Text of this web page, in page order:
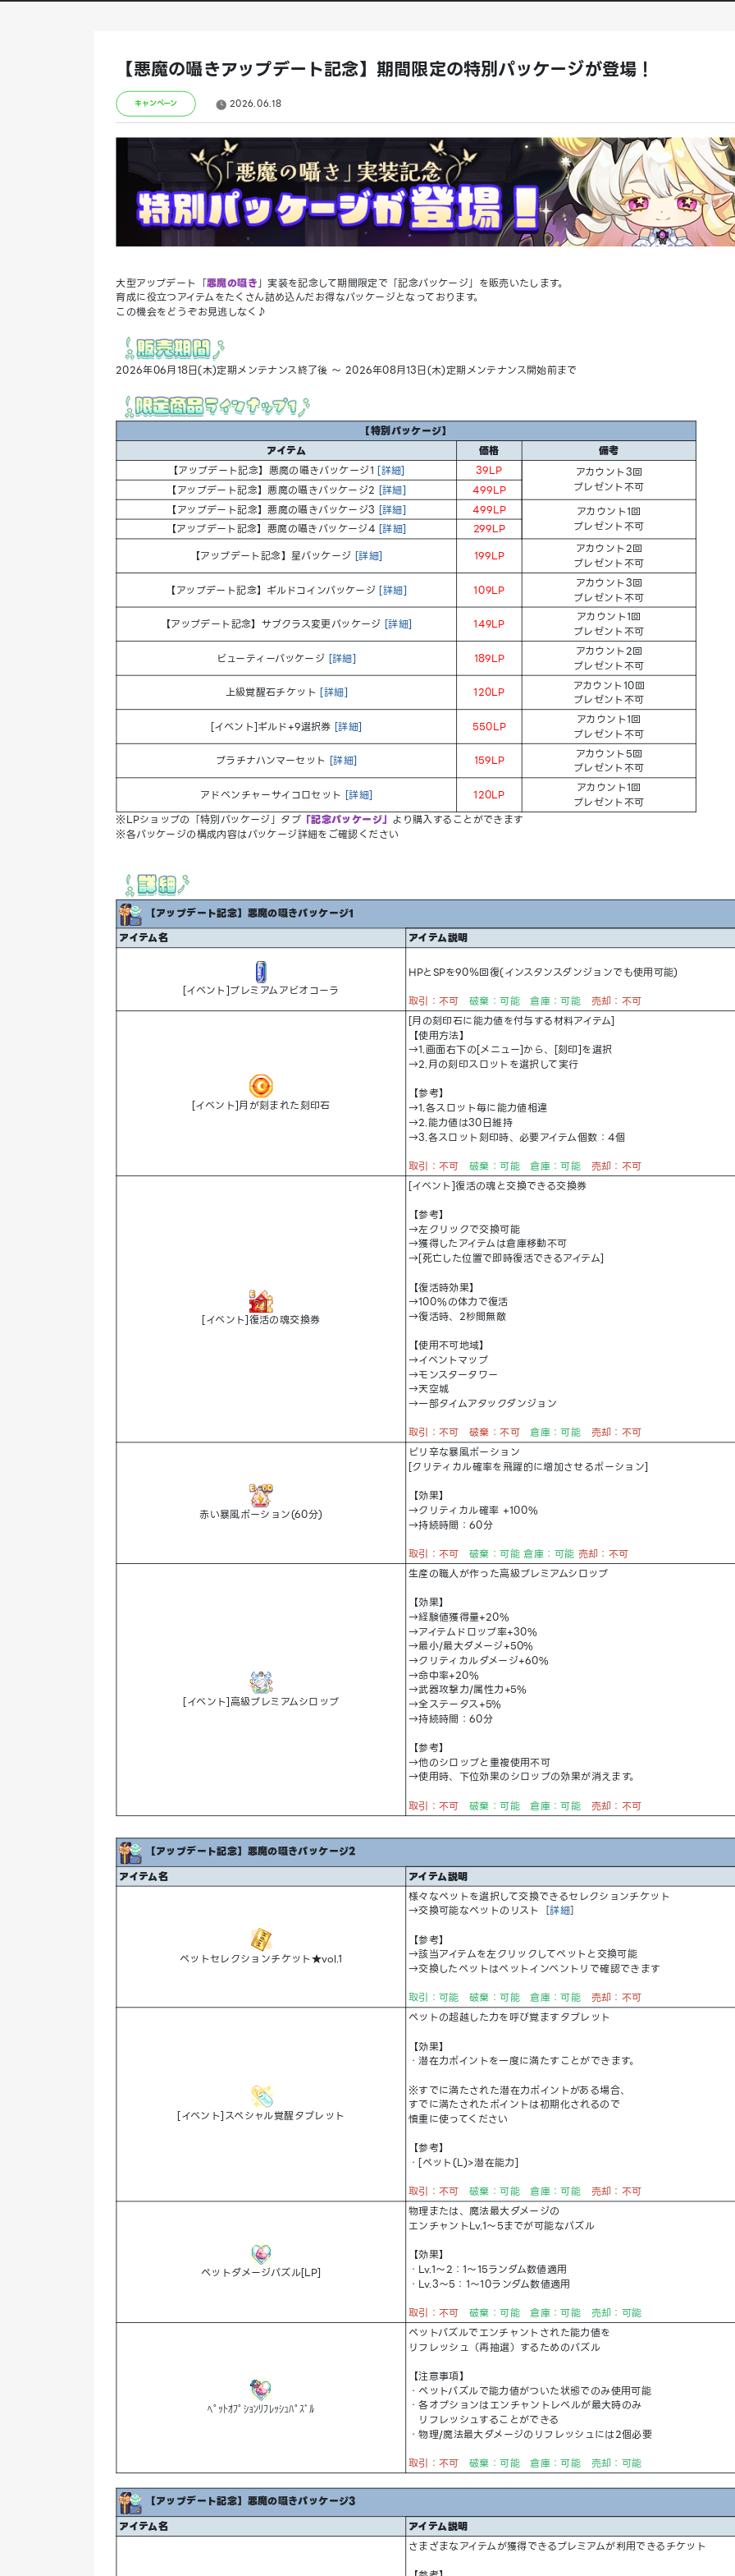
【悪魔の囁きアップデート記念】期間限定の特別パッケージが登場！
キャンペーン 2026.06.18
大型アップデート「悪魔の囁き」実装を記念して期間限定で「記念パッケージ」を販売いたします。
育成に役立つアイテムをたくさん詰め込んだお得なパッケージとなっております。
この機会をどうぞお見逃しなく♪
2026年06月18日(木)定期メンテナンス終了後 ～ 2026年08月13日(木)定期メンテナンス開始前まで
【特別パッケージ】
アイテム
価格 備考
【アップデート記念】悪魔の囁きパッケージ1[詳細] 39LP アカウント3回
プレゼント不可
【アップデート記念】悪魔の囁きパッケージ2 [詳細]
499LP
【アップデート記念】悪魔の囁きパッケージ3 [詳細] 499LP
アカウント1回
プレゼント不可
【アップデート記念】悪魔の囁きパッケージ4 [詳細]
299LP
【アップデート記念】星パッケージ [詳細] 199LP
アカウント2回
プレゼント不可
【アップデート記念】ギルドコインパッケージ[詳細] 109LP アカウント3回
プレゼント不可
【アップデート記念】サブクラス変更パッケージ[詳細] 149LP
アカウント1回
プレゼント不可
ビューティーパッケージ [詳細] 189LP
アカウント2回
プレゼント不可
上級覚醒石チケット[詳細] 120LP
アカウント10回
プレゼント不可
[イベント]ギルド+9選択券[詳細] 550LP
アカウント1回
プレゼント不可
プラチナハンマーセット [詳細] 159LP
アカウント5回
プレゼント不可
アドベンチャーサイコロセット [詳細] 120LP
アカウント1回
プレゼント不可
※LPショップの「特別パッケージ」タブ「記念パッケージ」 より購入することができます
※各パッケージの構成内容はパッケージ詳細をご確認ください
【アップデート記念】悪魔の囁きパッケージ1
アイテム名
アイテム説明
[イベント]プレミアムアビオコーラ
HPとSPを90％回復(インスタンスダンジョンでも使用可能)
取引：不可
破棄：可能 倉庫：可能 売却：不可
[イベント]月が刻まれた刻印石
[月の刻印石に能力値を付与する材料アイテム]
【使用方法】
→1.画面右下の[メニュー]から、[刻印]を選択
→2.月の刻印スロットを選択して実行
【参考】
→1.各スロット毎に能力値相違
→2.能力値は30日維持
→3.各スロット刻印時、必要アイテム個数：4個
取引：不可
破棄：可能 倉庫：可能 売却：不可
[イベント]復活の魂交換券
[イベント]復活の魂と交換できる交換券
【参考】
→左クリックで交換可能
→獲得したアイテムは倉庫移動不可
→[死亡した位置で即時復活できるアイテム]
【復活時効果】
→100%の体力で復活
→復活時、2秒間無敵
【使用不可地域】
→イベントマップ
→モンスタータワー
→天空城
→一部タイムアタックダンジョン
取引：不可 破棄：不可
倉庫：可能 売却：不可
赤い暴風ポーション(60分)
ピリ辛な暴風ポーション
[クリティカル確率を飛躍的に増加させるポーション]
【効果】
→クリティカル確率 +100%
→持続時間：60分
取引：不可
破棄：可能 倉庫：可能 売却：不可
[イベント]高級プレミアムシロップ
生産の職人が作った高級プレミアムシロップ
【効果】
→経験値獲得量+20%
→アイテムドロップ率+30%
→最小/最大ダメージ+50%
→クリティカルダメージ+60%
→命中率+20%
→武器攻撃力/属性力+5%
→全ステータス+5%
→持続時間：60分
【参考】
→他のシロップと重複使用不可
→使用時、下位効果のシロップの効果が消えます。
取引：不可 破棄：可能 倉庫：可能 売却：不可
【アップデート記念】悪魔の囁きパッケージ2
アイテム名
アイテム説明
ペットセレクションチケット★vol.1
様々なペットを選択して交換できるセレクションチケット
→交換可能なペットのリスト［詳細］
【参考】
→該当アイテムを左クリックしてペットと交換可能
→交換したペットはペットインベントリで確認できます
取引：可能
破棄：可能 倉庫：可能 売却：不可
[イベント]スペシャル覚醒タブレット
ペットの超越した力を呼び覚ますタブレット
【効果】
・潜在力ポイントを一度に満たすことができます。
※すでに満たされた潜在力ポイントがある場合、
すでに満たされたポイントは初期化されるので
慎重に使ってください
【参考】
・[ペット(L)>潜在能力]
取引：不可
破棄：可能 倉庫：可能 売却：不可
ペットダメージパズル[LP]
物理または、魔法最大ダメージの
エンチャントLv.1～5までが可能なパズル
【効果】
・Lv.1～2：1～15ランダム数値適用
・Lv.3～5：1～10ランダム数値適用
取引：不可
破棄：可能 倉庫：可能 売却：可能
ﾍﾟｯﾄｵﾌﾟｼｮﾝﾘﾌﾚｯｼｭﾊﾟｽﾞﾙ
ペットパズルでエンチャントされた能力値を
リフレッシュ（再抽選）するためのパズル
【注意事項】
・ペットパズルで能力値がついた状態でのみ使用可能
・各オプションはエンチャントレベルが最大時のみ
リフレッシュすることができる
・物理/魔法最大ダメージのリフレッシュには2個必要
取引：不可
破棄：可能 倉庫：可能 売却：可能
【アップデート記念】悪魔の囁きパッケージ3
アイテム名
アイテム説明
さまざまなアイテムが獲得できるプレミアムが利用できるチケット